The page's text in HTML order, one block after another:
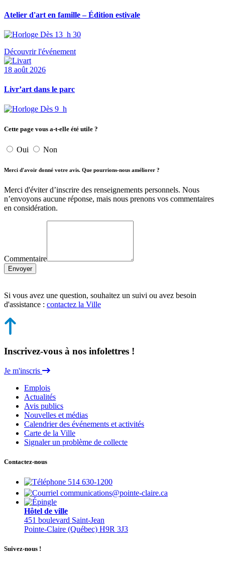
Atelier d'art en famille – Édition estivale
Dès 13 h 30
Découvrir l'événement
18 août 2026
Livr’art dans le parc
Dès 9 h
Cette page vous a-t-elle été utile ?
Oui Non
Merci d'avoir donné votre avis. Que pourrions-nous améliorer ?
Merci d'éviter d’inscrire des renseignements personnels. Nous
n’envoyons aucune réponse, mais nous prenons vos commentaires
en considération.
Commentaire
Envoyer
Si vous avez une question, souhaitez un suivi ou avez besoin
d'assistance : contactez la Ville
Inscrivez-vous à nos infolettres !
Je m'inscris
Emplois
Actualités
Avis publics
Nouvelles et médias
Calendrier des événements et activités
Carte de la Ville
Signaler un problème de collecte
Contactez-nous
514 630-1200
communications@pointe-claire.ca
Hôtel de ville
451 boulevard Saint-Jean
Pointe-Claire (Québec) H9R 3J3
Suivez-nous !